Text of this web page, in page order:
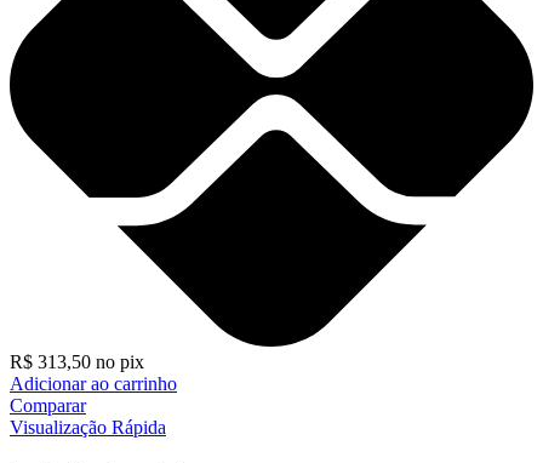
R$ 313,50 no pix
Adicionar ao carrinho
Comparar
Visualização Rápida